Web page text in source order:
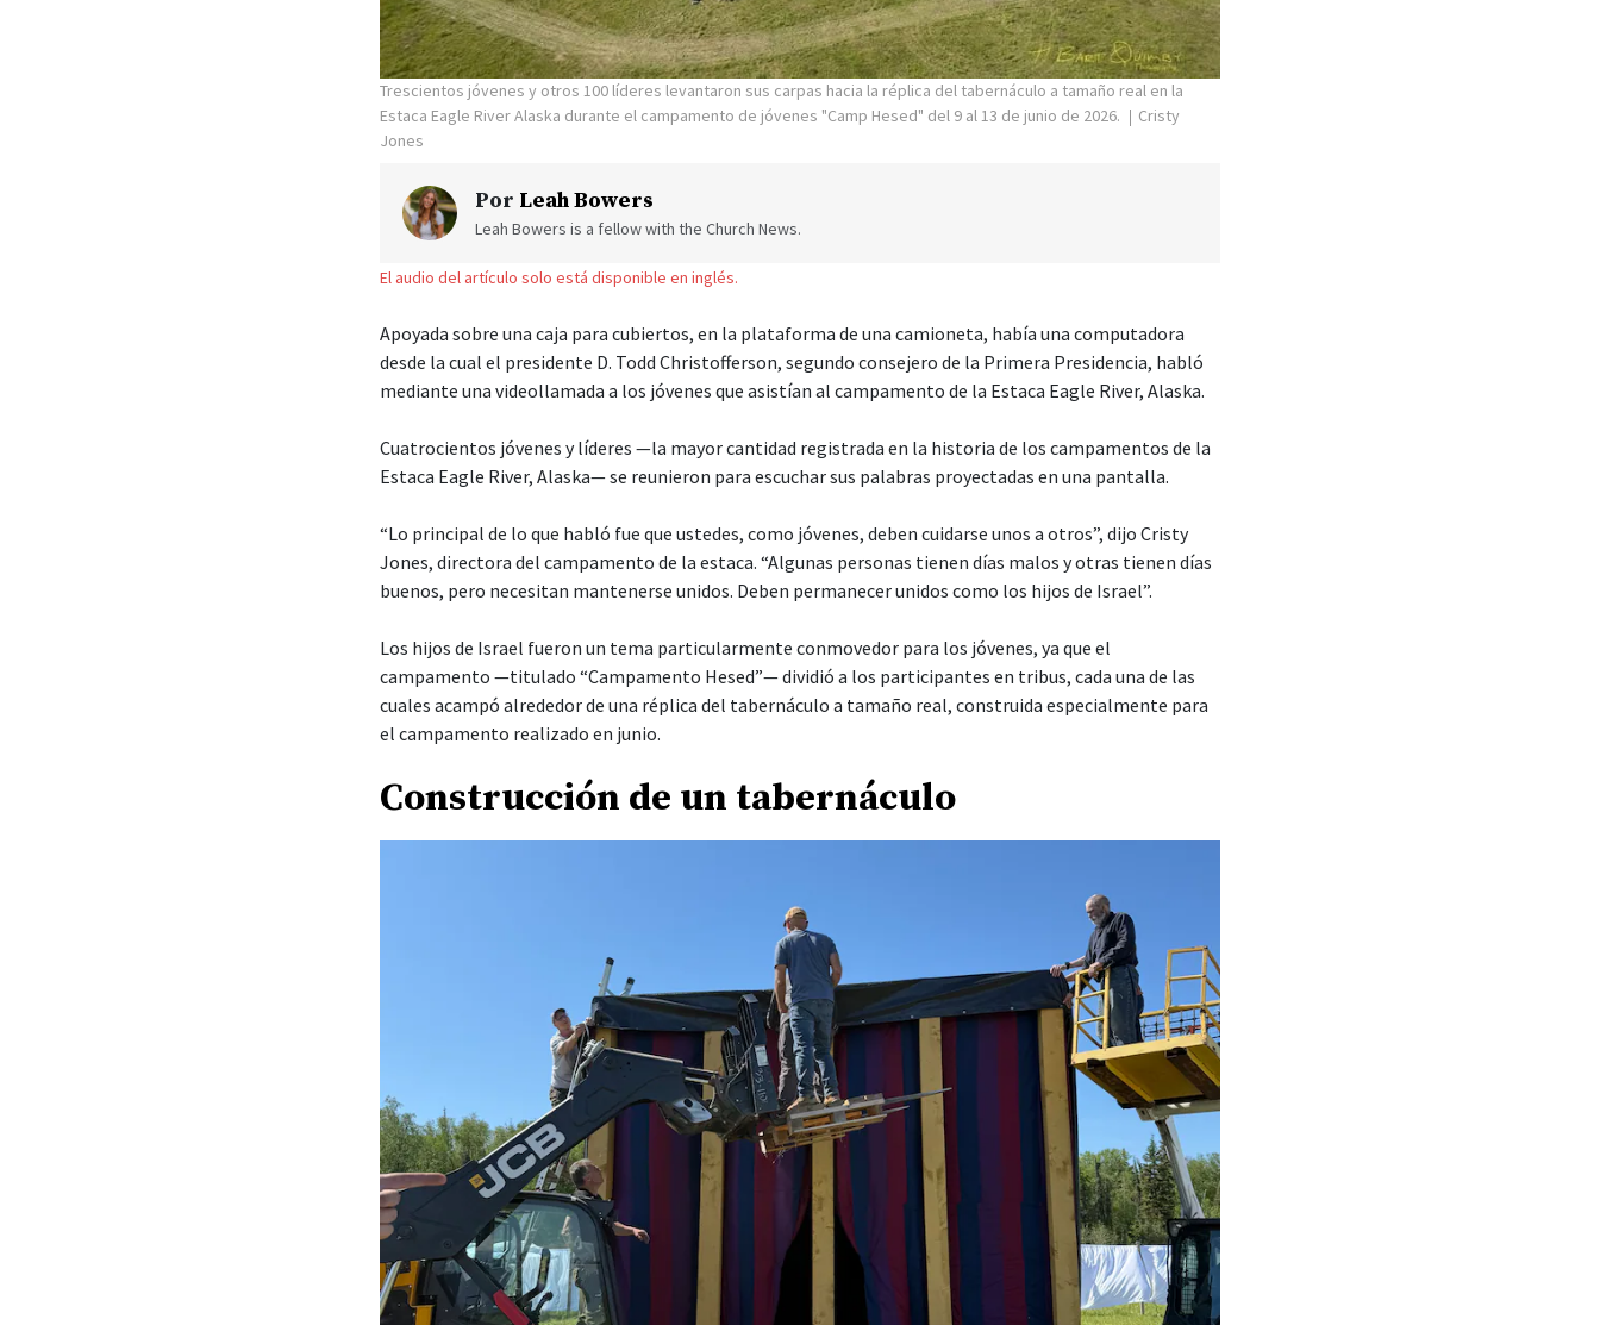
Trescientos jóvenes y otros 100 líderes levantaron sus carpas hacia la réplica del tabernáculo a tamaño real en la
Estaca Eagle River Alaska durante el campamento de jóvenes "Camp Hesed" del 9 al 13 de junio de 2026.
Cristy
Jones
Por Leah Bowers
Leah Bowers is a fellow with the Church News.
El audio del artículo solo está disponible en inglés.
Apoyada sobre una caja para cubiertos, en la plataforma de una camioneta, había una computadora
desde la cual el presidente D. Todd Christofferson, segundo consejero de la Primera Presidencia, habló
mediante una videollamada a los jóvenes que asistían al campamento de la Estaca Eagle River, Alaska.
Cuatrocientos jóvenes y líderes —la mayor cantidad registrada en la historia de los campamentos de la
Estaca Eagle River, Alaska— se reunieron para escuchar sus palabras proyectadas en una pantalla.
“Lo principal de lo que habló fue que ustedes, como jóvenes, deben cuidarse unos a otros”, dijo Cristy
Jones, directora del campamento de la estaca. “Algunas personas tienen días malos y otras tienen días
buenos, pero necesitan mantenerse unidos. Deben permanecer unidos como los hijos de Israel”.
Los hijos de Israel fueron un tema particularmente conmovedor para los jóvenes, ya que el
campamento —titulado “Campamento Hesed”— dividió a los participantes en tribus, cada una de las
cuales acampó alrededor de una réplica del tabernáculo a tamaño real, construida especialmente para
el campamento realizado en junio.
Construcción de un tabernáculo